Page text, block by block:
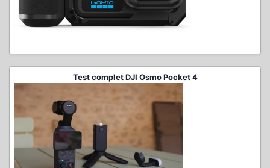
Test complet DJI Osmo Pocket 4